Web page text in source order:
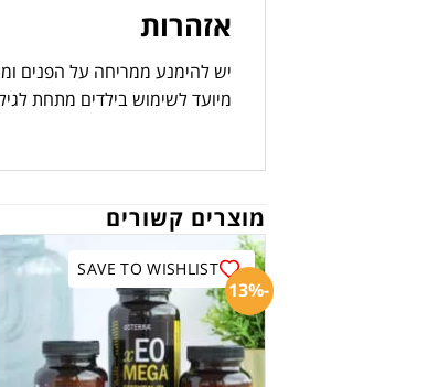
אזהרות
ישלהימנע ממריחה על הפנים
מיועדלשימושבילדים מתחת
מוצרים קשורים
SAVE TO WISHLIST
-13%